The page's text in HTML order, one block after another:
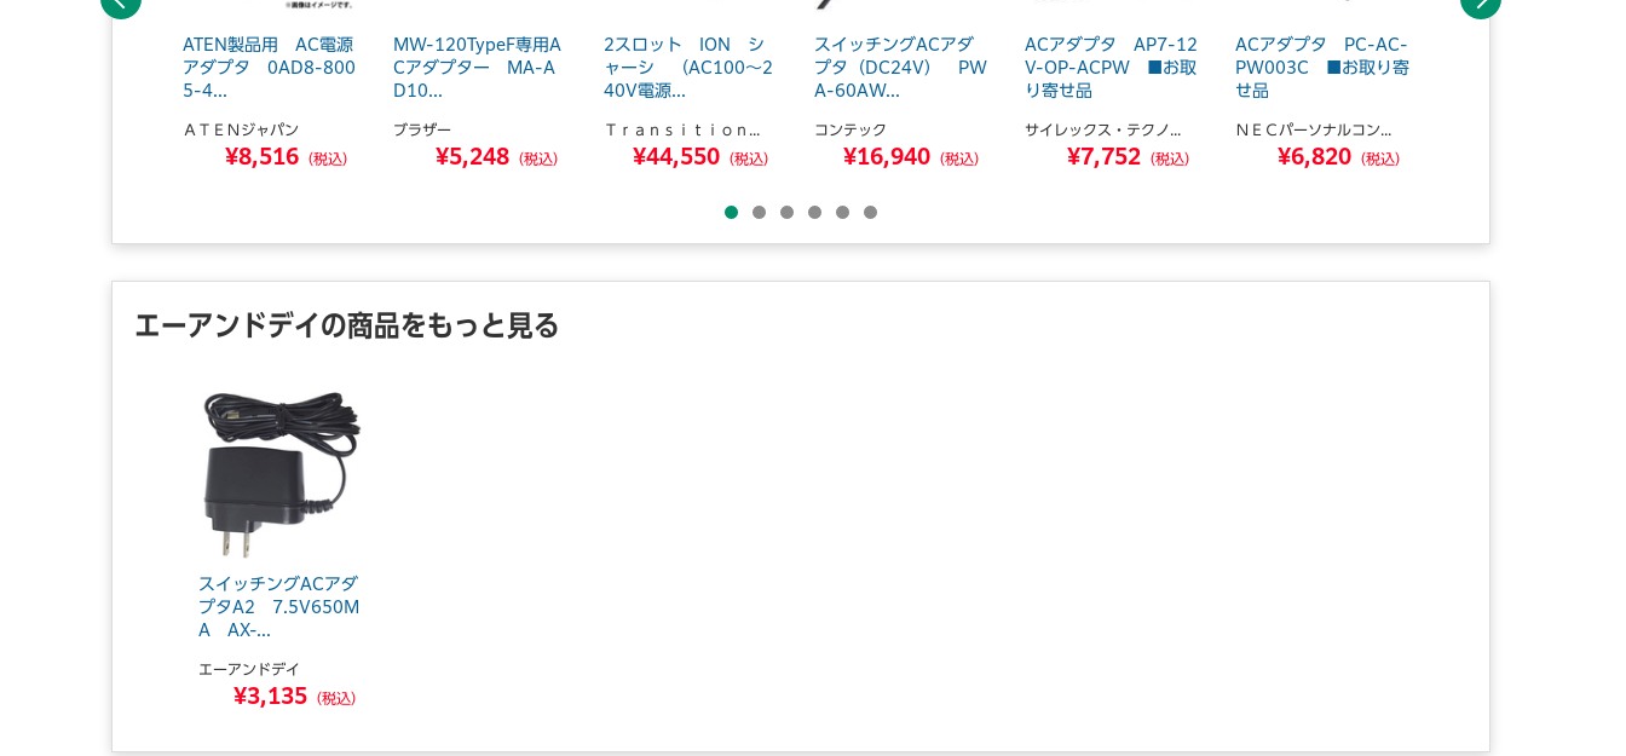
ATEN製品用 AC電源
アダプタ 0AD8-800
5-4...
ＡＴＥＮジャパン
¥8,516 （税込）
MW-120TypeF専用A
Cアダプター MA-A
D10...
ブラザー
¥5,248 （税込）
2スロット ION シ
ャーシ （AC100～2
40V電源...
Ｔｒａｎｓｉｔｉｏｎ...
¥44,550 （税込）
スイッチングACアダ
プタ（DC24V） PW
A-60AW...
コンテック
¥16,940 （税込）
ACアダプタ AP7-12
V-OP-ACPW ■お取
り寄せ品
サイレックス・テクノ...
¥7,752 （税込）
ACアダプタ PC-AC-
PW003C ■お取り寄
せ品
ＮＥＣパーソナルコン...
¥6,820 （税込）
前へ 次へ
エーアンドデイの商品をもっと見る
スイッチングACアダ
プタA2 7.5V650M
A AX-...
エーアンドデイ
¥3,135（税込）